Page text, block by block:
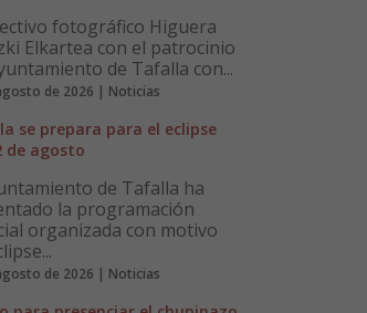
fotográfico Higuera
Elkartea con el patrocinio
de Tafalla con...
de 2026 | Noticias
se prepara para el eclipse
de agosto
de Tafalla ha
la programación
organizada con motivo
de 2026 | Noticias